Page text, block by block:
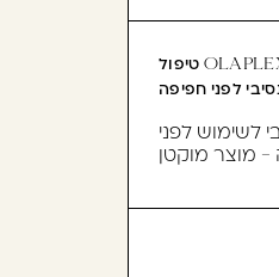
OLAPLEX 3 PLUS 30 ML טיפול
לפני חפיפה
לשימוש לפני
- מוצר מוקטן